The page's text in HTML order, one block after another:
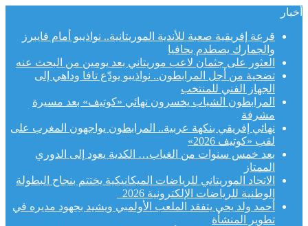
أخبار
قرعة إفريقية صعبة للأندية الموريتانية.. نواذيبو أمام فايبرز
والجمارك يصطدم بحافيا
العثور على جثمان لاعب موريتاني بعد يومين من البحث عنه
تضحية من أجل المرابطون.. نواذيبو يودّع تافا وداهي إلى
الجهاز الفني للمنتخب
المرابطون الشباب يخسرون نهائي «كوتيف» بعد مسيرة
مشرفة
نهائي إفريقي بنكهة عربية.. المرابطون يواجهون المغرب على
لقب «كوتيف 2026»
بعد خمس سنوات من الغياب… الكدية يعود إلى الدوري
الممتاز
الاتحاد الموريتاني للرياضات الميكانيكية يختتم بنجاح البطولة
الوطنية للرياضات الإلكترونية 2026
أحمد ولد يحي يتفقد الملعب الأولمبي ويشيد بجهود مديره في
تطوير المنشأة